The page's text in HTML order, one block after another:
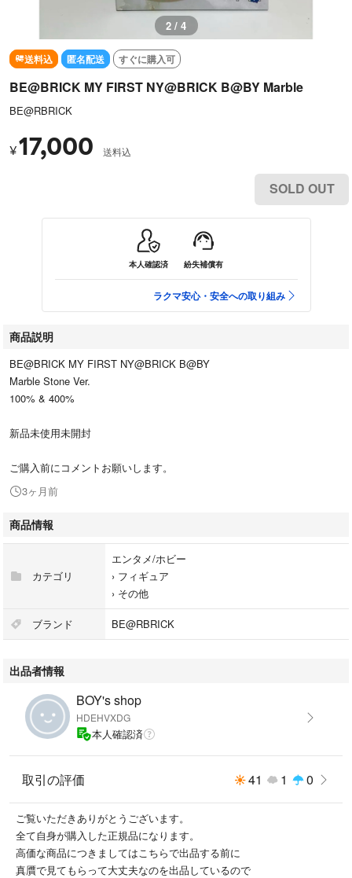
3 / 4
送料込 匿名配送 すぐに購入可
BE@BRICK MY FIRST NY@BRICK B@BY Marble
BE@RBRICK
¥17,000 送料込
SOLD OUT
本人確認済 紛失補償有
ラクマ安心・安全への取り組み
商品説明
BE@BRICK MY FIRST NY@BRICK B@BY
Marble Stone Ver.
100% & 400%
新品未使用未開封
ご購入前にコメントお願いします。
3ヶ月前
商品情報
カテゴリ
エンタメ/ホビー
› フィギュア
› その他
ブランド BE@RBRICK
出品者情報
BOY's shop
HDEHVXDG
本人確認済
取引の評価 41 1 0
ご覧いただきありがとうございます。
全て自身が購入した正規品になります。
高価な商品につきましてはこちらで出品する前に
真贋で見てもらって大丈夫なのを出品しているので